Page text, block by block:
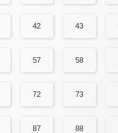
42 43
57 58
72 73
87 88